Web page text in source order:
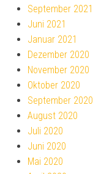
September 2021
Juni 2021
Januar 2021
Dezember 2020
November 2020
Oktober 2020
September 2020
August 2020
Juli 2020
Juni 2020
Mai 2020